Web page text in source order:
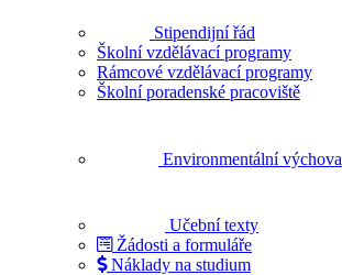
Stipendijní řád
Školní vzdělávací programy
Rámcové vzdělávací programy
Školní poradenské pracoviště
Environmentální výchova
Učební texty
Žádosti a formuláře
Náklady na studium